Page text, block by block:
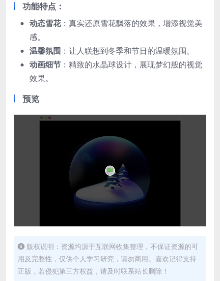
功能特点：
动态雪花：真实还原雪花飘落的效果，增添视觉美
感。
温馨氛围 ：让人联想到冬季和节日的温暖氛围。
动画细节 ：精致的水晶球设计，展现梦幻般的视觉
效果。
预览
版权说明：资源均源于互联网收集整理，不保证资源的可
用及完整性，仅供个人学习研究，请勿商用。喜欢记得支持
正版，若侵犯第三方权益，请及时联系站长删除！